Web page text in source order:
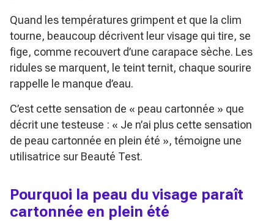
Quand les températures grimpent et que la clim
tourne, beaucoup décrivent leur visage qui tire, se
fige, comme recouvert d’une carapace sèche. Les
ridules se marquent, le teint ternit, chaque sourire
rappelle le manque d’eau.
C’est cette sensation de « peau cartonnée » que
décrit une testeuse : « Je n’ai plus cette sensation
de peau cartonnée en plein été », témoigne une
utilisatrice sur Beauté Test.
Pourquoi la peau du visage paraît
cartonnée en plein été